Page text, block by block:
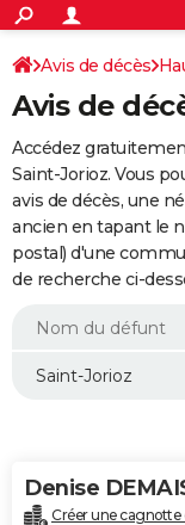
ACTUALITÉS
Politique
Société
Faits Divers
Education
Monde
Villes
+
SPORT
Coupe du monde
Football
Tennis
Cyclisme
Rugby
Forum
Programme TV
TNT
Streaming
Cinéma
Sorties cinéma
Musique
+
FINANCE
Retraite
Impôts
Epargne
Immobilier
Risques naturels par
Banque
Assurance
Crédit
AUTO
Essais
Réserver un essai
Citadines
Berlines
SUV
Forum auto
+
HIGH-TECH
BRICOLAGE
WEEK-END
Alimentation
Guide de la santé
Maladies
Médicaments
Sommeil
VOYAGE
Avis de décès
Avis de
Accédez
Saint-Jorioz. Vous
avis de décès, une
ancien en tapant le
postal) d'une
de recherche ci-
Denise
Créer une cagnotte